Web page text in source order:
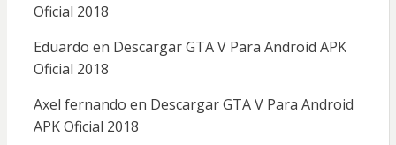
Oficial 2018
Eduardo en Descargar GTA V Para Android APK
Oficial 2018
Axel fernando en Descargar GTA V Para Android
APK Oficial 2018